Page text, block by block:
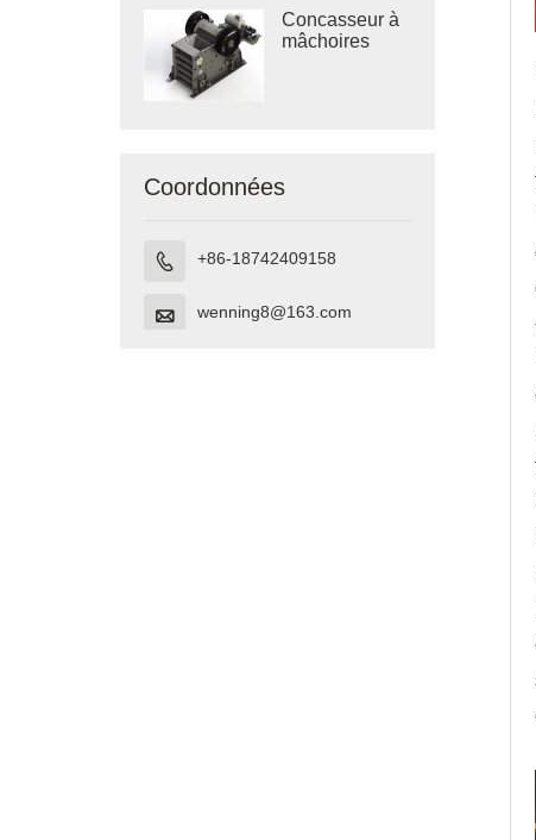
Concasseur à
mâchoires
Coordonnées
 +86-18742409158
 wenning8@163.com